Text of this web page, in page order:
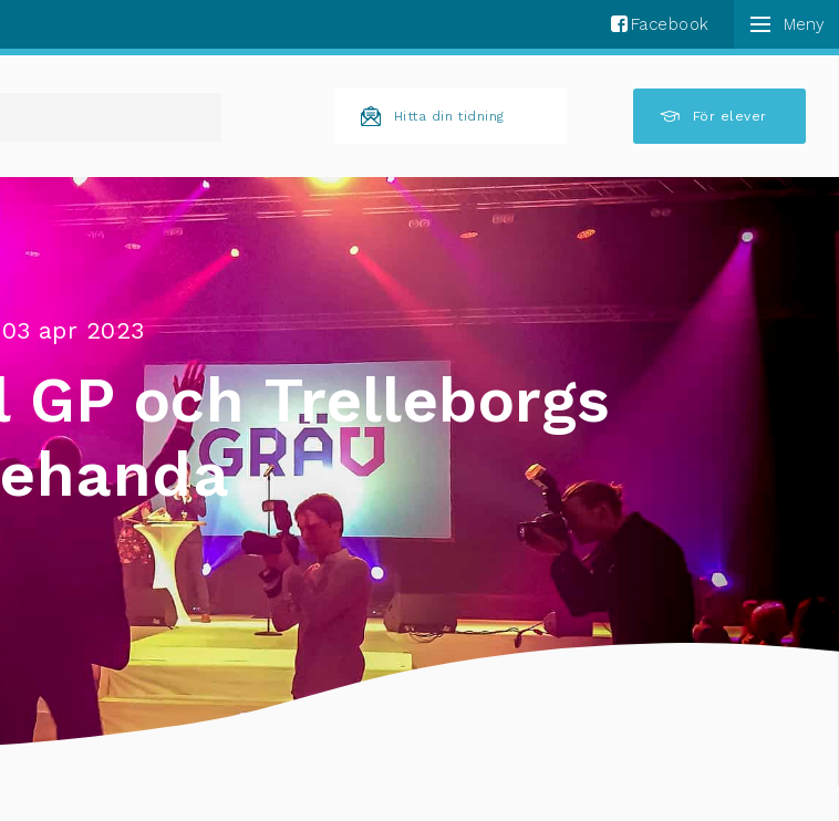
Facebook
När automatisk komplettering av resultat är tillgängliga
Hitta din tidning För elever
03 apr 2023
och Trelleborgs